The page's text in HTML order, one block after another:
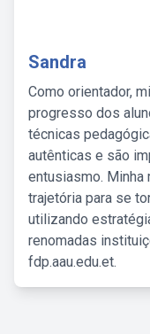
Sandra
Como orientador,
progresso dos
técnicas
autênticas e são
entusiasmo. Minha
trajetória para se
utilizando
renomadas
fdp.aau.edu.et.